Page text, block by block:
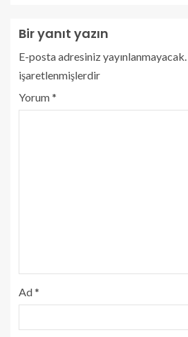
Bir yanıt yazın
E-posta adresiniz yayınlanmayacak.
işaretlenmişlerdir
Yorum*
Ad*